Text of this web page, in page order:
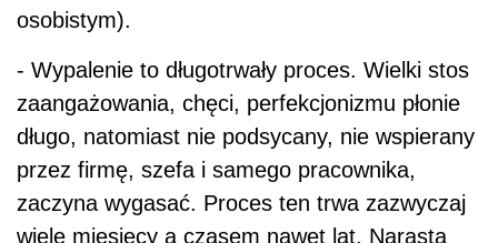
osobistym).
- Wypalenie to długotrwały proces. Wielki stos
zaangażowania, chęci, perfekcjonizmu płonie
długo, natomiast nie podsycany, nie wspierany
przez firmę, szefa i samego pracownika,
zaczyna wygasać. Proces ten trwa zazwyczaj
wiele miesięcy a czasem nawet lat. Narasta